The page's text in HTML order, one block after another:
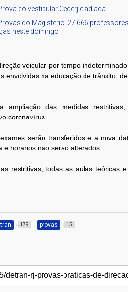
do vestibular Cederj é adiada
do Magistério: 27.666
neste domingo
veicular por tempo
envolvidas na educação de trânsito,
das medidas
coronavírus.
serão transferidos e a nova
e horários não serão alterados.
restritivas, todas as aulas teóricas
179 provas 15